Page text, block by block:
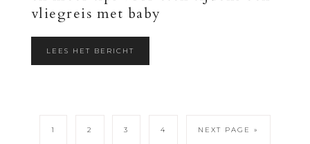
vliegreis met baby
LEES HET BERICHT
1 2 3 4 NEXT PAGE »